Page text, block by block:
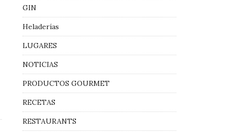
GIN
Heladerías
LUGARES
NOTICIAS
PRODUCTOS GOURMET
RECETAS
RESTAURANTS